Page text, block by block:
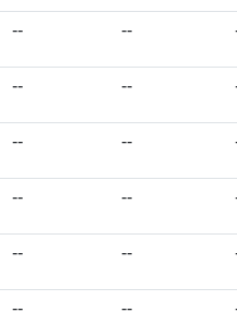
-- --
-- --
-- --
-- --
-- --
-- --